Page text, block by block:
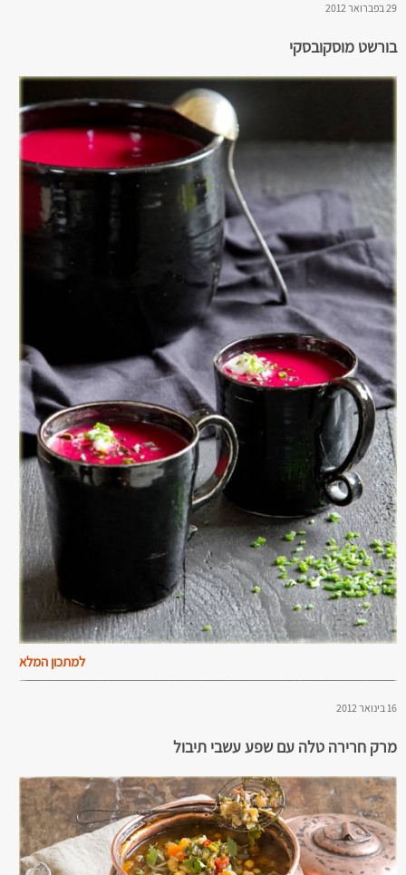
29 בפברואר 2012
בורשט מוסקובסקי
למתכון המלא
16 בינואר 2012
מרק חרירה טלה עם שפע עשבי תיבול